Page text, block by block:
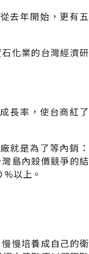
去年開始，更有五
化業的台灣經濟研
長率，使台商紅了
就是為了等內銷：
島內殺價競爭的結
以上。
慢培養成自己的衛